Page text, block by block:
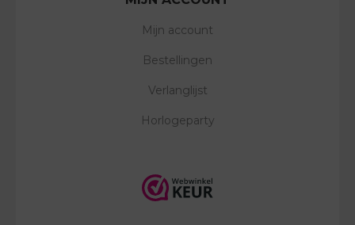
Mijn account
Bestellingen
Verlanglijst
Horlogeparty